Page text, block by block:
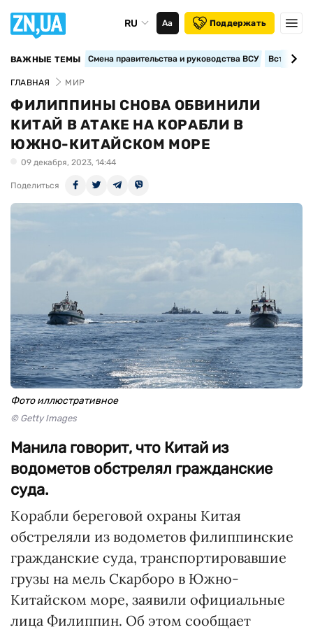
RU Аа Поддержать
ВАЖНЫЕ ТЕМЫ Смена правительства и руководства ВСУ
ГЛАВНАЯ МИР
ФИЛИППИНЫ СНОВА ОБВИНИЛИ
КИТАЙ В АТАКЕ НА КОРАБЛИ В
ЮЖНО-КИТАЙСКОМ МОРЕ
09 декабря, 2023, 14:44
Поделиться
Фото иллюстративное
© Getty Images
Манила говорит, что Китай из
водометов обстрелял гражданские
суда.
Корабли береговой охраны Китая
обстреляли из водометов филиппинские
гражданские суда, транспортировавшие
грузы на мель Скарборо в Южно-
Китайском море, заявили официальные
лица Филиппин. Об этом сообщает